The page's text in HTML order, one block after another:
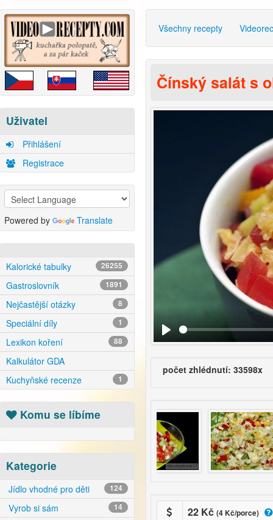
Uživatel
Přihlášení
Registrace
Powered by Translate
Kalorické tabulky 26255
Gastroslovník 1891
Nejčastější otázky 8
Speciální díly 1
Lexikon koření 88
Kalkulátor GDA
Kuchyňské recenze
1
Komu se líbíme
Kategorie
Jídlo vhodné pro děti 124
Vyrob si sám 14
Všechny recepty
Čínský salát s
počet zhlédnutí: 33598x
22 Kč (4 Kč/porce)